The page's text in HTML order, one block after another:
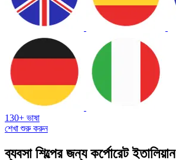
130+ ভাষা
শেখা শুরু করুন
ব্যবসা শিল্পের জন্য কর্পোরেট ইতালিয়ান